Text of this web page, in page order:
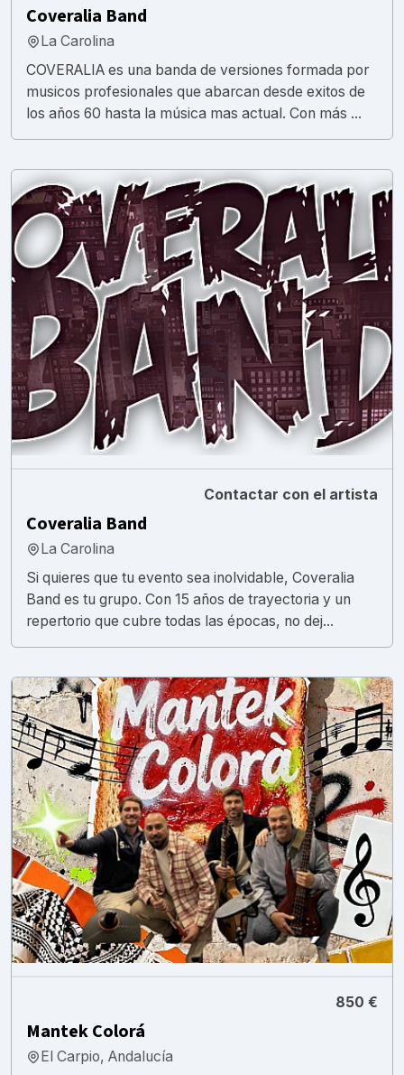
Coveralia Band
La Carolina
COVERALIA es una banda de versiones formada por
musicos profesionales que abarcan desde exitos de
los años 60 hasta la música mas actual. Con más ...
Contactar con el artista
Coveralia Band
La Carolina
Si quieres que tu evento sea inolvidable, Coveralia
Band es tu grupo. Con 15 años de trayectoria y un
repertorio que cubre todas las épocas, no dej...
850 €
Mantek Colorá
El Carpio, Andalucía